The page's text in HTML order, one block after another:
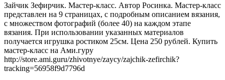
Зайчик Зефирчик. Мастер-класс. Автор Росинка. Мастер-класс
представлен на 9 страницах, с подробным описанием вязания,
с множеством фотографий (более 40) на каждом этапе
вязания. При использовании указанных материалов
получается игрушка ростиком 25см. Цена 250 рублей. Купить
мастер-класс на Ами.гуру
http://store.ami.guru/zhivotnye/zaycy/zajchik-zefirchik?
tracking=56958f9d7796d